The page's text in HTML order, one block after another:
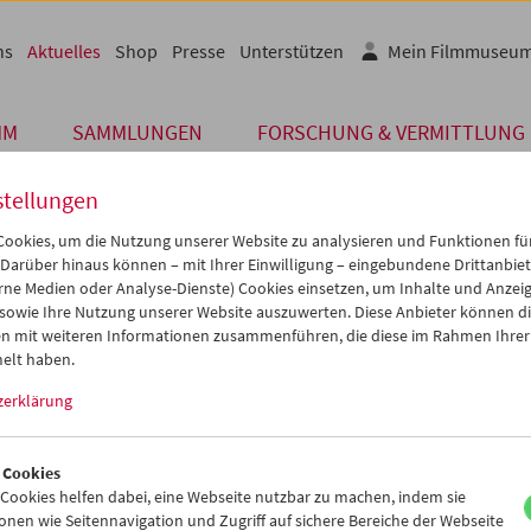
SAMMLUNGEN FORSCHUNG & VERMITTLUNG
Aktuelles Shop Presse Unterstützen Mein
2017
Mapping Colin Ross
am Ludwig Boltzmann Institut für Geschichte und
Reisemedienverbund Colin Ross in den letzten zwei Jahren als
Projekts "Welterkundung zwischen den Kriegen: Die Reisefilme
war der filmische Nachlass von Colin Ross, den seine Tochter
um die Nutzung unserer Website zu analysieren und Funktionen
hinaus können – mit Ihrer Einwilligung – eingebundene
Medien oder Analyse-Dienste) Cookies einsetzen, um Inhalte und
Ihre Nutzung unserer Website auszuwerten. Diese Anbieter können
mit weiteren Informationen zusammenführen, die diese im Rahmen
haben.
helfen dabei, eine Webseite nutzbar zu machen, indem sie
wie Seitennavigation und Zugriff auf sichere Bereiche der Webseite